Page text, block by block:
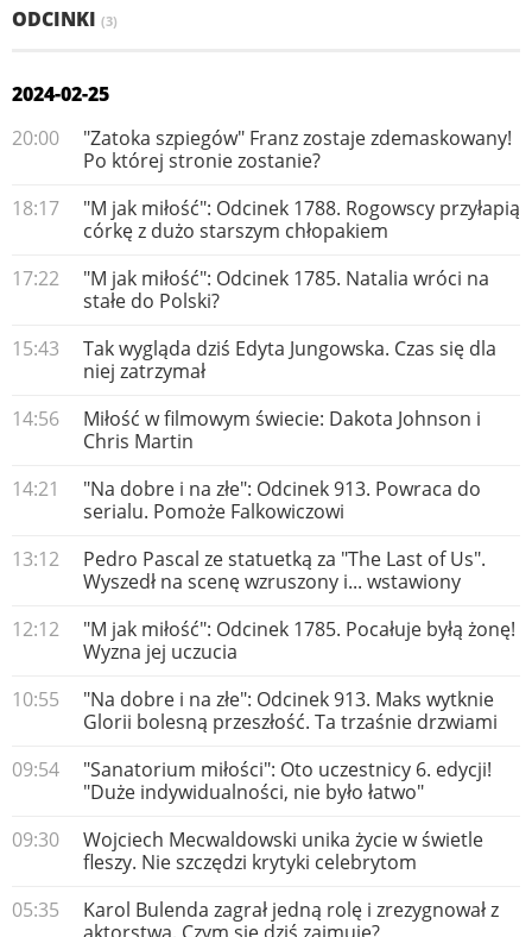
ODCINKI (3)
2024-02-25
20:00
"Zatoka szpiegów" Franz zostaje zdemaskowany!
Po której stronie zostanie?
18:17
"M jak miłość": Odcinek 1788. Rogowscy przyłapią
córkę z dużo starszym chłopakiem
17:22
"M jak miłość": Odcinek 1785. Natalia wróci na
stałe do Polski?
15:43
Tak wygląda dziś Edyta Jungowska. Czas się dla
niej zatrzymał
14:56
Miłość w filmowym świecie: Dakota Johnson i
Chris Martin
14:21
"Na dobre i na złe": Odcinek 913. Powraca do
serialu. Pomoże Falkowiczowi
13:12
Pedro Pascal ze statuetką za "The Last of Us".
Wyszedł na scenę wzruszony i... wstawiony
12:12
"M jak miłość": Odcinek 1785. Pocałuje byłą żonę!
Wyzna jej uczucia
10:55
"Na dobre i na złe": Odcinek 913. Maks wytknie
Glorii bolesną przeszłość. Ta trzaśnie drzwiami
09:54
"Sanatorium miłości": Oto uczestnicy 6. edycji!
"Duże indywidualności, nie było łatwo"
09:30
Wojciech Mecwaldowski unika życie w świetle
fleszy. Nie szczędzi krytyki celebrytom
05:35
Karol Bulenda zagrał jedną rolę i zrezygnował z